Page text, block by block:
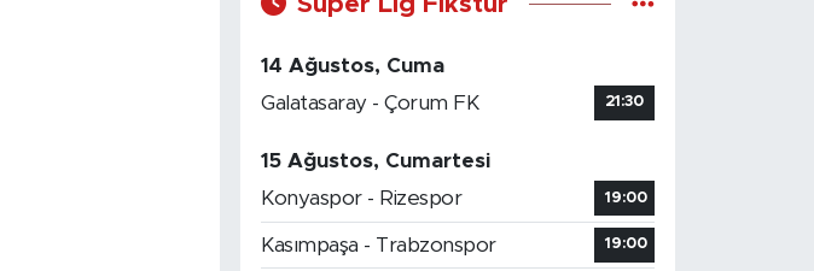
14 Ağustos, Cuma
Galatasaray - Çorum FK
21:30
15 Ağustos, Cumartesi
Konyaspor - Rizespor
19:00
Kasımpaşa - Trabzonspor 19:00